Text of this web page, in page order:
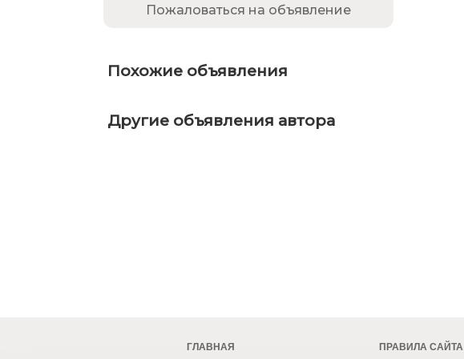
Пожаловаться на объявление
Похожие объявления
Другие объявления автора
ГЛАВНАЯ
ПРАВИЛА САЙТА